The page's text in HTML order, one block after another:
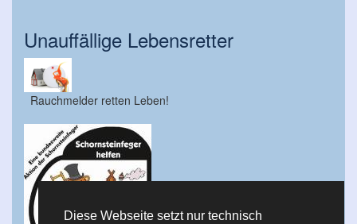
Diese Webseite setzt nur technisch
Unauffällige Lebensretter
Rauchmelder retten Leben!